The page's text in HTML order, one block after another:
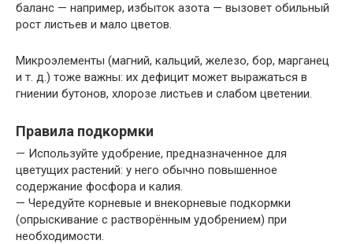
баланс — например, избыток азота — вызовет обильный
рост листьев и мало цветов.
Микроэлементы (магний, кальций, железо, бор, марганец
и т. д.) тоже важны: их дефицит может выражаться в
гниении бутонов, хлорозе листьев и слабом цветении.
Правила подкормки
— Используйте удобрение, предназначенное для
цветущих растений: у него обычно повышенное
содержание фосфора и калия.
— Чередуйте корневые и внекорневые подкормки
(опрыскивание с растворённым удобрением) при
необходимости.